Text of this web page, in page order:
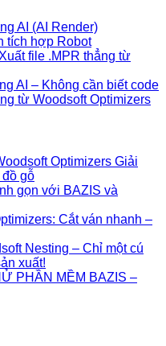
AI (AI Render)
tích hợp Robot
file .MPR thẳng từ
AI – Không cần biết code
từ Woodsoft Optimizers
Optimizers Giải
gỗ
gọn với BAZIS và
Cắt ván nhanh –
Nesting – Chỉ một cú
xuất!
PHẦN MỀM BAZIS –